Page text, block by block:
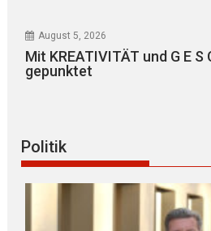
August 5, 2026
Mit KREATIVITÄT und G E S
gepunktet
Politik